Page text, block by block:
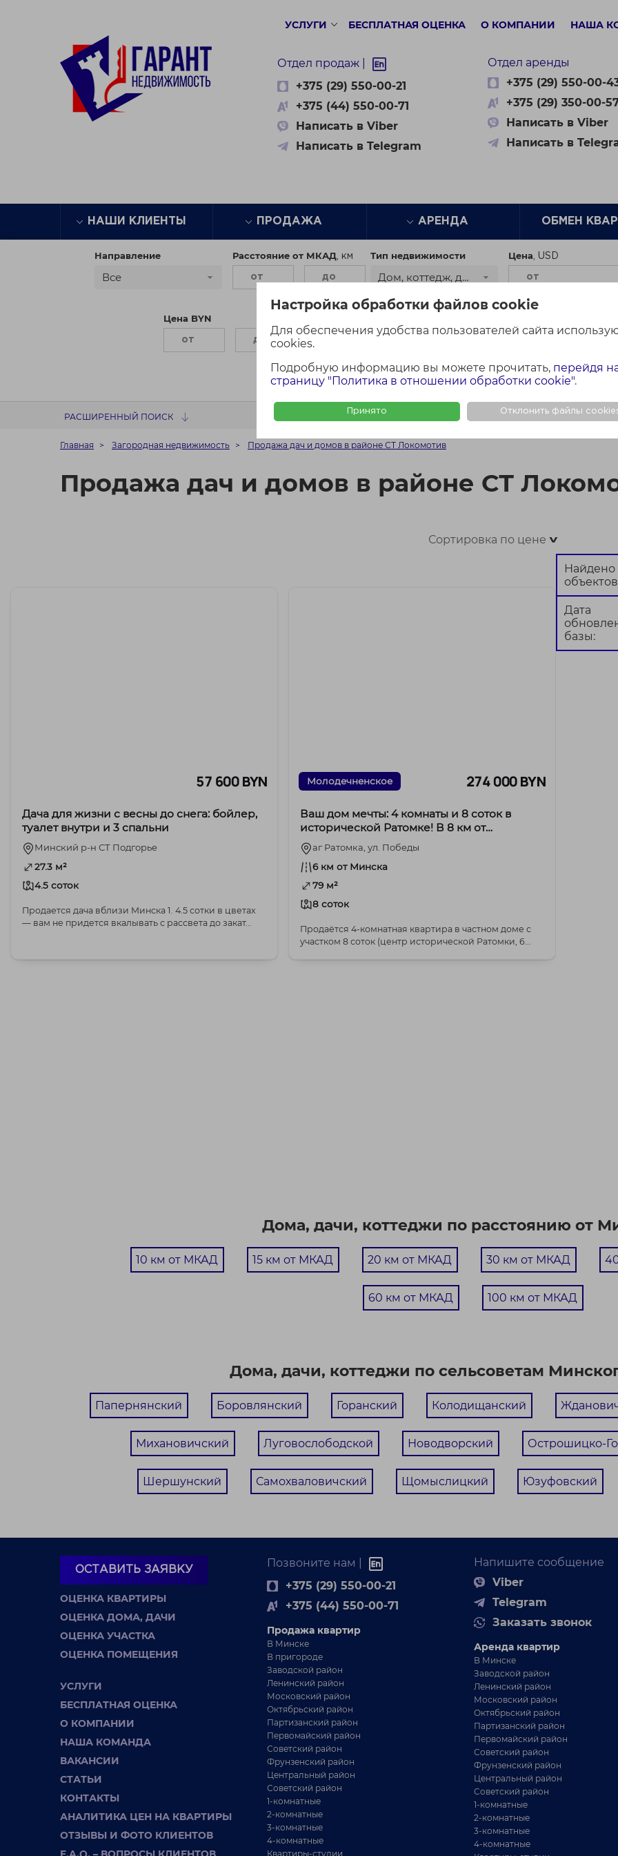
Настройка обработки файлов cookie
Для обеспечения удобства пользователей сайта
cookies.
Подробную информацию вы можете прочитать, перейдя
страницу "Политика в отношении обработки cookie".
Принято Отклонить файлы
УСЛУГИ БЕСПЛАТНАЯ ОЦЕНКА О КОМПАНИИ НАША
Отдел продаж |
+375 (29) 550-00-21
+375 (44) 550-00-71
Написать в Viber
Написать в Telegram
Отдел аренды
+375 (29) 550-00-
+375 (29) 350-00-
Написать в Viber
Написать в
НАШИ КЛИЕНТЫ ПРОДАЖА АРЕНДА ОБМЕН
Направление
Все
Расстояние от МКАД Тип недвижимости
Дом, коттедж, дача
Цена
Цена BYN
Найти Сбросить
РАСШИРЕННЫЙ ПОИСК ФОТО + КАРТА ФОТО
Главная Загородная недвижимость Продажа дач и домов в районе СТ Локомотив
Продажа дач и домов в районе СТ
Сортировка по цене>
57 600 BYN
Дача для жизни с весны до снега: бойлер,
туалет внутри и 3 спальни
Минский р-н СТ Подгорье
27.3 м²
4.5 соток
Продается дача вблизи Минска 1. 4.5 сотки в цветах
— вам не придется вкалывать с рассвета до закат...
Молодечненское 274 000 BYN
Ваш дом мечты: 4 комнаты и 8 соток в
исторической Ратомке! В 8 км от
Каменной горки.
аг Ратомка, ул. Победы
6 км от Минска
79 м²
8 соток
Продаётся 4-комнатная квартира в частном доме с
участком 8 соток (центр исторической Ратомки, 6...
Найдено
Дата
базы:
Дома, дачи, коттеджи по расстоянию от
10 км от МКАД 15 км от МКАД 20 км от МКАД 30 км от МКАД
60 км от МКАД 100 км от МКАД
Дома, дачи, коттеджи по сельсоветам
Папернянский Боровлянский Горанский Колодищанский
Михановичский Луговослободской Новодворский Острошицко-
Шершунский Самохваловичский Щомыслицкий Юзуфовский
ОСТАВИТЬ ЗАЯВКУ
ОЦЕНКА КВАРТИРЫ
ОЦЕНКА ДОМА, ДАЧИ
ОЦЕНКА УЧАСТКА
ОЦЕНКА ПОМЕЩЕНИЯ
УСЛУГИ
БЕСПЛАТНАЯ ОЦЕНКА
О КОМПАНИИ
НАША КОМАНДА
ВАКАНСИИ
СТАТЬИ
КОНТАКТЫ
АНАЛИТИКА ЦЕН НА КВАРТИРЫ
ОТЗЫВЫ И ФОТО КЛИЕНТОВ
Позвоните нам |
+375 (29) 550-00-21
+375 (44) 550-00-71
Продажа квартир
В Минске
В пригороде
Заводской район
Ленинский район
Московский район
Октябрьский район
Партизанский район
Первомайский район
Советский район
Фрунзенский район
Центральный район
Советский район
1-комнатные
2-комнатные
3-комнатные
4-комнатные
Квартиры-студии
Напишите сообщение
Viber
Telegram
Заказать звонок
Аренда квартир
В Минске
Заводской район
Ленинский район
Московский район
Октябрьский район
Партизанский район
Первомайский район
Советский район
Фрунзенский район
Центральный район
Советский район
1-комнатные
2-комнатные
3-комнатные
4-комнатные